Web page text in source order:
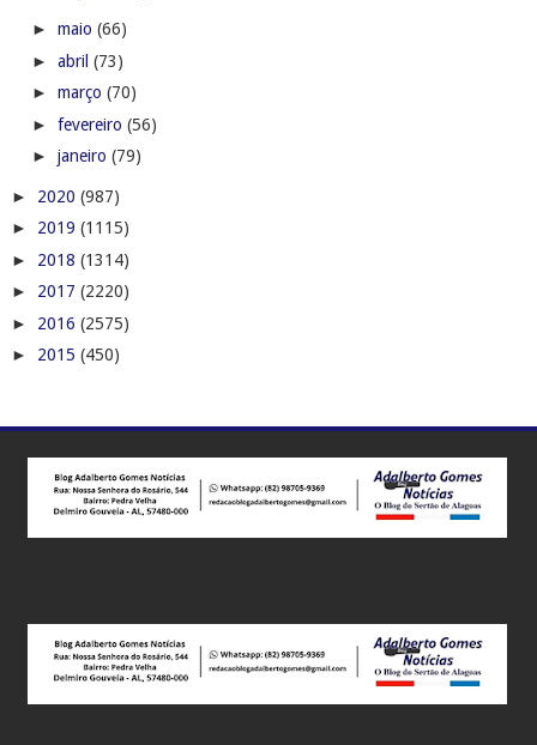
► maio (66)
► abril (73)
► março (70)
► fevereiro (56)
► janeiro (79)
► 2020 (987)
► 2019 (1115)
► 2018 (1314)
► 2017 (2220)
► 2016 (2575)
► 2015 (450)